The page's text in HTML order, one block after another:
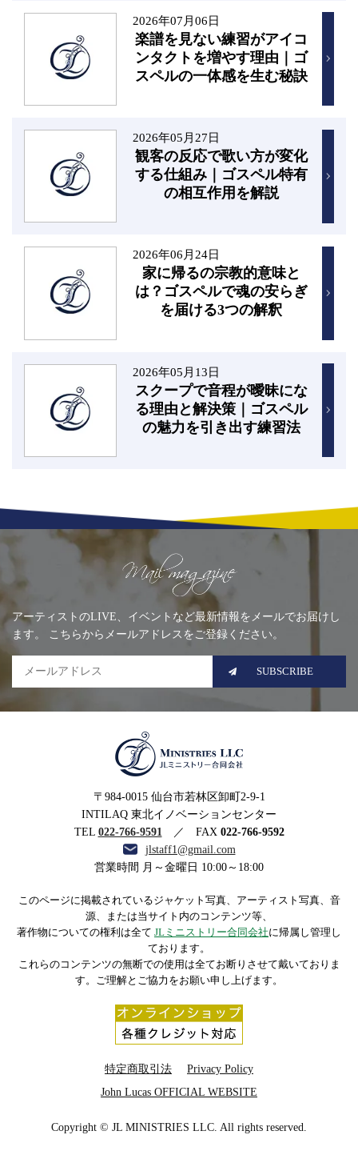
2026年07月06日
楽譜を見ない練習がアイコ
ンタクトを増やす理由｜ゴ
スペルの一体感を生む秘訣
2026年05月27日
観客の反応で歌い方が変化
する仕組み｜ゴスペル特有
の相互作用を解説
2026年06月24日
家に帰るの宗教的意味と
は？ゴスペルで魂の安らぎ
を届ける3つの解釈
2026年05月13日
スクープで音程が曖昧にな
る理由と解決策｜ゴスペル
の魅力を引き出す練習法
アーティストのLIVE、イベントなど最新情報をメールでお届けし
ます。 こちらからメールアドレスをご登録ください。
SUBSCRIBE
ストリー合同会社
〒984-0015 仙台市若林区卸町2-9-1
INTILAQ 東北イノベーションセンター
TEL 022-766-9591 ／ FAX 022-766-9592
jlstaff1@gmail.com
営業時間 月～金曜日 10:00～18:00
このページに掲載されているジャケット写真、アーティスト写真、音
源、または当サイト内のコンテンツ等、
著作物についての権利は全て JLミニストリー合同会社に帰属し管理し
ております。
これらのコンテンツの無断での使用は全てお断りさせて戴いておりま
す。ご理解とご協力をお願い申し上げます。
特定商取引法
Privacy Policy
John Lucas OFFICIAL WEBSITE
Copyright © JL MINISTRIES LLC. All rights reserved.